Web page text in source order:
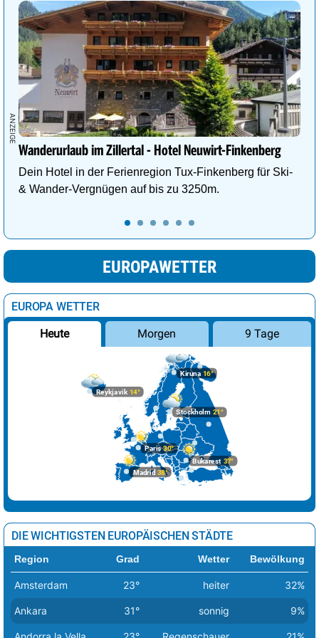
Wanderurlaub im Zillertal - Hotel Neuwirt-Finkenberg
Dein Hotel in der Ferienregion Tux-Finkenberg für Ski-
& Wander-Vergnügen auf bis zu 3250m.
EUROPAWETTER
EUROPA WETTER
Heute Morgen 9 Tage
Bukarest37°
Reykjavik 14°
Kiruna 16°
Paris30°
Madrid 38°
Stockholm21°
DIE WICHTIGSTEN EUROPÄISCHEN STÄDTE
Region Grad Wetter Bewölkung
Amsterdam 23° heiter 32%
Ankara 31° sonnig 9%